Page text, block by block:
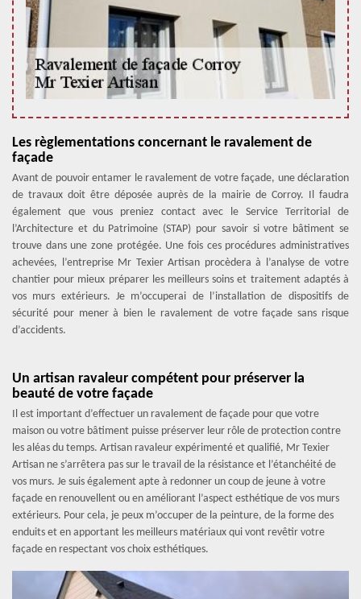
Les règlementations concernant le ravalement de
façade
Avant de pouvoir entamer le ravalement de votre façade, une déclaration
de travaux doit être déposée auprès de la mairie de Corroy. Il faudra
également que vous preniez contact avec le Service Territorial de
l’Architecture et du Patrimoine (STAP) pour savoir si votre bâtiment se
trouve dans une zone protégée. Une fois ces procédures administratives
achevées, l’entreprise Mr Texier Artisan procèdera à l’analyse de votre
chantier pour mieux préparer les meilleurs soins et traitement adaptés à
vos murs extérieurs. Je m’occuperai de l’installation de dispositifs de
sécurité pour mener à bien le ravalement de votre façade sans risque
d’accidents.
Un artisan ravaleur compétent pour préserver la
beauté de votre façade
Il est important d’effectuer un ravalement de façade pour que votre
maison ou votre bâtiment puisse préserver leur rôle de protection contre
les aléas du temps. Artisan ravaleur expérimenté et qualifié, Mr Texier
Artisan ne s’arrêtera pas sur le travail de la résistance et l’étanchéité de
vos murs. Je suis également apte à redonner un coup de jeune à votre
façade en renouvellent ou en améliorant l’aspect esthétique de vos murs
extérieurs. Pour cela, je peux m’occuper de la peinture, de la forme des
enduits et en apportant les meilleurs matériaux qui vont revêtir votre
façade en respectant vos choix esthétiques.